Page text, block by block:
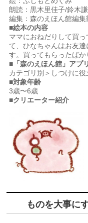
朗読：黒木里佳子/鈴木
編集：森のえほん館編集
■絵本の内容
ママにおねだりして買
て、ひなちゃんはお友
す。買ってもらったばか
■「森のえほん館」ア
カテゴリ別＞しつけに役
■対象年齢
3歳〜6歳
■クリエーター紹介
ものを大事に